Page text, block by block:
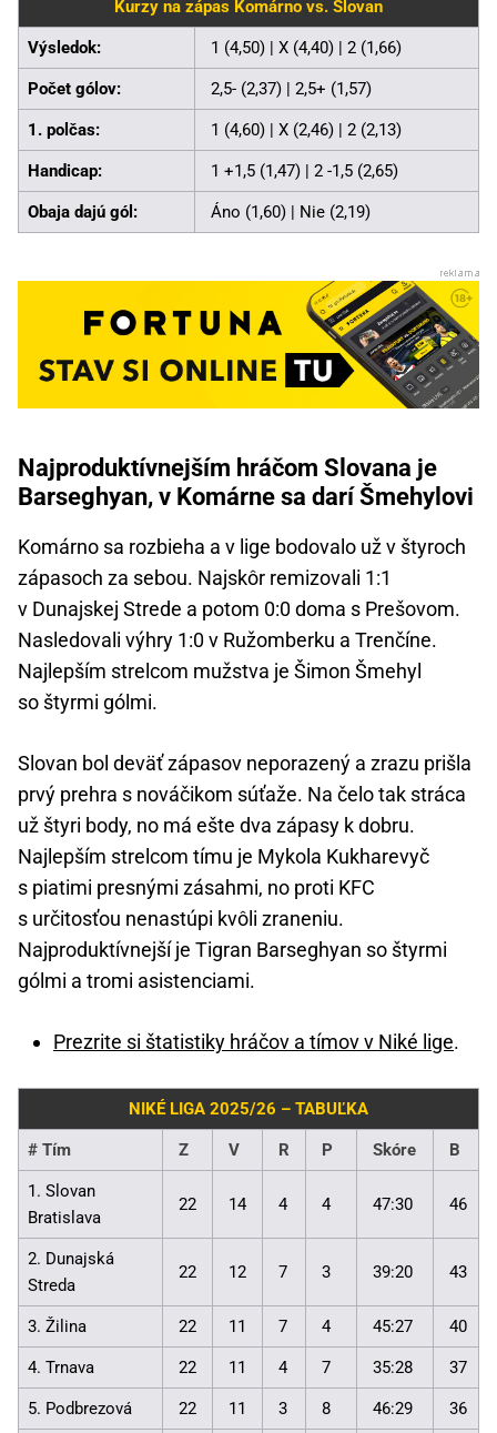
Kurzy na zápas Komárno vs. Slovan
Výsledok: 1 (4,50) | X (4,40) | 2 (1,66)
Počet gólov: 2,5- (2,37) | 2,5+ (1,57)
1. polčas: 1 (4,60) | X (2,46) | 2 (2,13)
Handicap: 1 +1,5 (1,47) | 2 -1,5 (2,65)
Obaja dajú gól: Áno (1,60) | Nie (2,19)
Najproduktívnejším hráčom Slovana je
Barseghyan, v Komárne sa darí Šmehylovi
Komárno sa rozbieha a v lige bodovalo už v štyroch
zápasoch za sebou. Najskôr remizovali 1:1
v Dunajskej Strede a potom 0:0 doma s Prešovom.
Nasledovali výhry 1:0 v Ružomberku a Trenčíne.
Najlepším strelcom mužstva je Šimon Šmehyl
so štyrmi gólmi.
Slovan bol deväť zápasov neporazený a zrazu prišla
prvý prehra s nováčikom súťaže. Na čelo tak stráca
už štyri body, no má ešte dva zápasy k dobru.
Najlepším strelcom tímu je Mykola Kukharevyč
s piatimi presnými zásahmi, no proti KFC
s určitosťou nenastúpi kvôli zraneniu.
Najproduktívnejší je Tigran Barseghyan so štyrmi
gólmi a tromi asistenciami.
Prezrite si štatistiky hráčov a tímov v Niké lige.
NIKÉ LIGA 2025/26 – TABUĽKA
# Tím Z V R P Skóre B
1. Slovan
Bratislava
22 14 4 4 47:30 46
2. Dunajská
Streda
22 12 7 3 39:20 43
3. Žilina 22 11 7 4 45:27 40
4. Trnava 22 11 4 7 35:28 37
5. Podbrezová 22 11 3 8 46:29 36